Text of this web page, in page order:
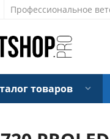
Профессиональное
товаров